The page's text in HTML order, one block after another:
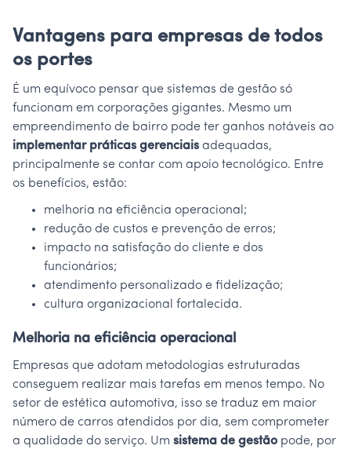
Vantagens para empresas de todos
os portes
É um equívoco pensar que sistemas de gestão só
funcionam em corporações gigantes. Mesmo um
empreendimento de bairro pode ter ganhos notáveis ao
implementar práticas gerenciais adequadas,
principalmente se contar com apoio tecnológico. Entre
os benefícios, estão:
melhoria na eficiência operacional;
redução de custos e prevenção de erros;
impacto na satisfação do cliente e dos
funcionários;
atendimento personalizado e fidelização;
cultura organizacional fortalecida.
Melhoria na eficiência operacional
Empresas que adotam metodologias estruturadas
conseguem realizar mais tarefas em menos tempo. No
setor de estética automotiva, isso se traduz em maior
número de carros atendidos por dia, sem comprometer
a qualidade do serviço. Um sistema de gestão pode, por